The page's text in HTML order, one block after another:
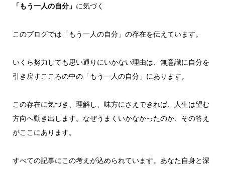
「もう一人の自分」 に気づく
このブログでは「もう一人の自分」の存在を伝えています。
いくら努力しても思い通りにいかない理由は、無意識に自分を
引き戻すこころの中の「もう一人の自分」にあります。
この存在に気づき、理解し、味方にさえできれば、人生は望む
方向へ動き出します。なぜうまくいかなかったのか、その答え
がここにあります。
すべての記事にこの考えが込められています。あなた自身と深